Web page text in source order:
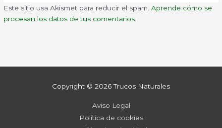
Este sitio usa Akismet para reducir el spam.Aprende cómo se
procesan los datos de tus comentarios.
Copyright © 2026Trucos Naturales
Aviso Legal
Política de cookies